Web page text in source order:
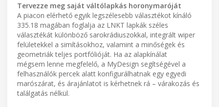
Tervezze meg saját váltólapkás horonymaróját
A piacon elérhető egyik legszélesebb választékot kínáló
335.18 magában foglalja az LNKT lapkák széles
választékát különböző sarokrádiuszokkal, integrált wiper
felületekkel a simításokhoz, valamint a minőségek és
geometriák teljes portfólióját. Ha az alapkínálat
mégsem lenne megfelelő, a MyDesign segítségével a
felhasználók percek alatt konfigurálhatnak egy egyedi
marószárat, és árajánlatot is kérhetnek rá – várakozás és
találgatás nélkül.